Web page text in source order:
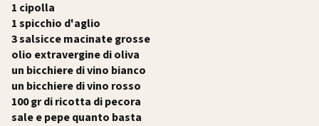
1 cipolla
1 spicchio d'aglio
3 salsicce macinate grosse
olio extravergine di oliva
un bicchiere di vino bianco
un bicchiere di vino rosso
100 gr di ricotta di pecora
sale e pepe quanto basta